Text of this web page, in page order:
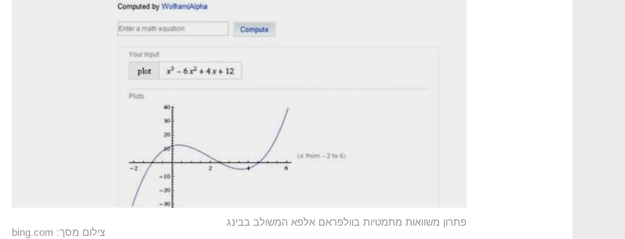
פתרון משוואות מתמטיות בוולפראם אלפא המשולב בבינג
צילום מסך: bing.com